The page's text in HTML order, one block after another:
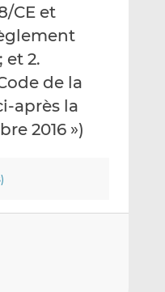
CE et
et 2.
de la
après la
2016 »)